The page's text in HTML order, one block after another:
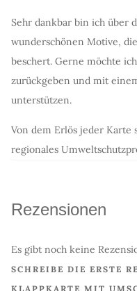
Sehr dankbar bin ich über
wunderschönen Motive,
beschert. Gerne möchte
zurückgeben und mit
unterstützen.
Von dem Erlös jeder Karte
regionales
Rezensionen
Es gibt noch keine
SCHREIBE DIE ERSTE
KLAPPKARTE MIT